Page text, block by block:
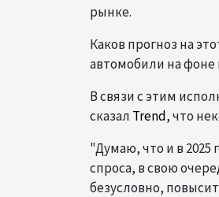
рынке.
Каков прогноз на
автомобили на фоне
В связи с этим
сказал Trend, что
"Думаю, что и в 2025
спроса, в свою
безусловно,